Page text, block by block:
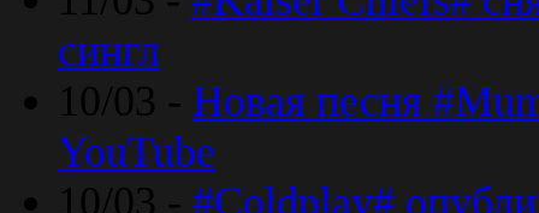
сингл
10/03 - Новая песня
YouTube
10/03 - #Coldplay#